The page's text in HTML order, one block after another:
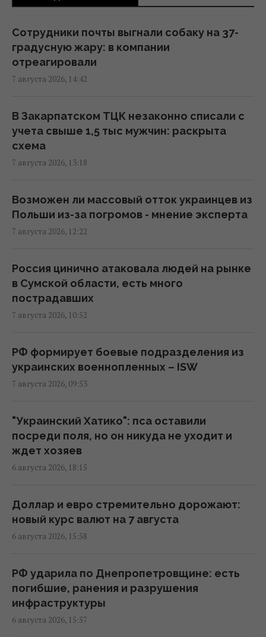
11:00 пятница, 07 августа 2026
Адвокат поставил под сомнение
беспристрастность антикоррупционной
10:59 пятница, 07 августа 2026
Угроза – баллистика: можно ли уничтожить
пусковые установки россиян
Дроны поразили склад Wildberries в
Екатеринбурге за 2000 км от границы
09:11 пятница, 07 августа 2026
Россия использует украинских
военнопленных для формирования боевых
08:24 пятница, 07 августа 2026
Камера в подъезде и во дворе: когда
когда нельзя
07:50 пятница, 07 августа 2026
"Это просто сафари": жители Запорожья
дронов
07:46 пятница, 07 августа 2026
перелома в войне нет, – немецкий эксперт
05:25 пятница, 07 августа 2026
В Генштабе ВСУ сообщили, на какую сумму
Сотрудники почты выгнали собаку на 37-
градусную жару: в компании
отреагировали
7 августа 2026, 14:42
В Закарпатском ТЦК незаконно списали с
учета свыше 1,5 тыс мужчин: раскрыта
схема
7 августа 2026, 13:18
Возможен ли массовый отток украинцев из
Польши из-за погромов - мнение эксперта
7 августа 2026, 12:22
Россия цинично атаковала людей на рынке
в Сумской области, есть много
пострадавших
7 августа 2026, 10:52
РФ формирует боевые подразделения из
украинских военнопленных – ISW
7 августа 2026, 09:53
"Украинский Хатико": пса оставили
посреди поля, но он никуда не уходит и
ждет хозяев
6 августа 2026, 18:15
Доллар и евро стремительно дорожают:
новый курс валют на 7 августа
6 августа 2026, 15:58
РФ ударила по Днепропетровщине: есть
погибшие, ранения и разрушения
инфраструктуры
6 августа 2026, 15:57